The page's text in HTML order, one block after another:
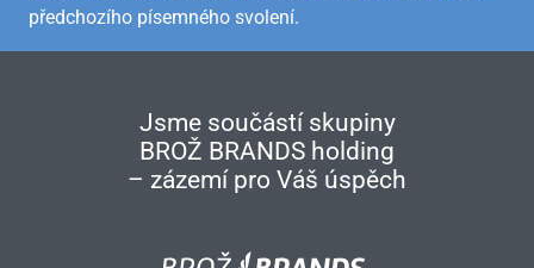
předchozího písemného svolení.
Jsme součástí skupiny
BROŽ BRANDS holding
– zázemí pro Váš úspěch